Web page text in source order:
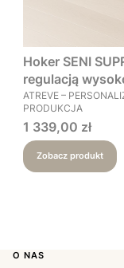
Hoker SENI
regulacją
PRODUCENT
ATREVE –
PRODUKCJA
Cena
1 339,00 zł
Zobacz produkt
Linki w stopce
O NAS